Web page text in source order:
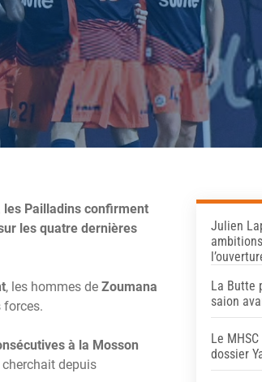
les Pailladins confirment
les quatre dernières
, les hommes de Zoumana
forces.
à la Mosson
depuis
Julien
La Butte
saion
Le
dossier